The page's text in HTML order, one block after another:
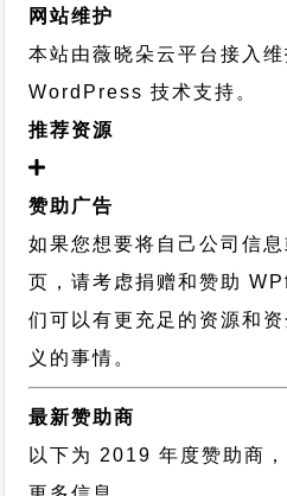
网站维护
本站由薇晓朵云平台接入
WordPress 技术支持 。
推荐资源
赞助广告
如果您想要将自己公司信
页，请考虑捐赠和赞助
们可以有更充足的资源和
义的事情。
最新赞助商
以下为 2019 年度赞助商